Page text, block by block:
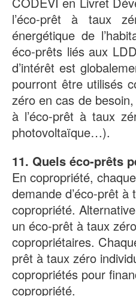
l’éco-prêt à taux
énergétique de
éco-prêts liés aux
d’intérêt est
pourront être utilisés
zéro en cas de
à l’éco-prêt à taux
photovoltaïque…).
11. Quels éco-prêts
En copropriété,
demande d’éco-prêt
copropriété.
un éco-prêt à taux
copropriétaires.
prêt à taux zéro
copropriétés pour
copropriété.